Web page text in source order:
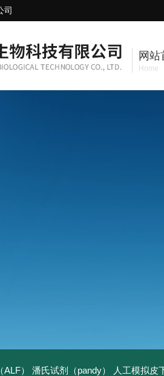
司
网站
Home
） 潘氏试剂（pandy） 人工模拟皮